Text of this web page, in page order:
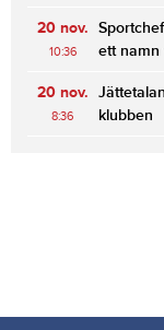
20 nov.
10:36
ett namn
20 nov.
8:36
klubben